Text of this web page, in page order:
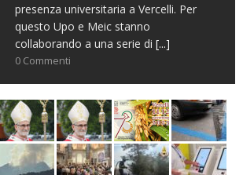
presenza universitaria a Vercelli. Per
questo Upo e Meic stanno
collaborando a una serie di [...]
0 Commenti